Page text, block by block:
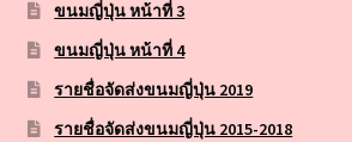
ขนมญี่ปุ่น หน้าที่ 3
ขนมญี่ปุ่น หน้าที่ 4
รายชื่อจัดส่งขนมญี่ปุ่น 2019
รายชื่อจัดส่งขนมญี่ปุ่น 2015-2018